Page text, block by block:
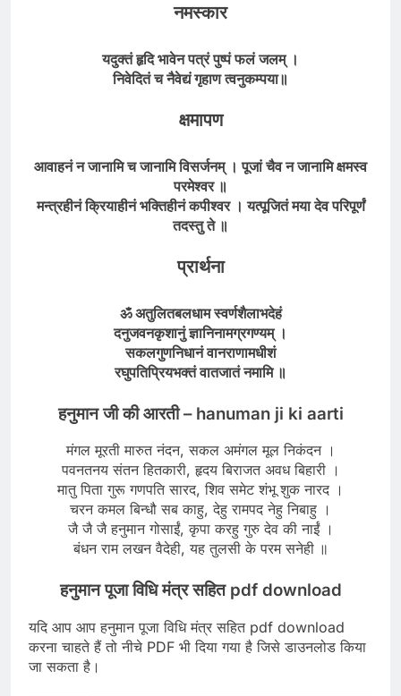
नमस्कार
यदुक्तं हृदि भावेन पत्रं पुष्पं फलं जलम् ।
निवेदितं च नैवेद्यं गृहाण त्वनुकम्पया॥
क्षमापण
आवाहनं न जानामि च जानामि विसर्जनम् । पूजां चैव न जानामि क्षमस्व
परमेश्वर ॥
मन्त्रहीनं क्रियाहीनं भक्तिहीनं कपीश्वर । यत्पूजितं मया देव परिपूर्णं
तदस्तु ते ॥
प्रार्थना
ॐ अतुलितबलधाम स्वर्णशैलाभदेहं
दनुजवनकृशानुं ज्ञानिनामग्रगण्यम् ।
सकलगुणनिधानं वानराणामधीशं
रघुपतिप्रियभक्तं वातजातं नमामि ॥
हनुमान जी की आरती – hanuman ji ki aarti
मंगल मूरती मारुत नंदन, सकल अमंगल मूल निकंदन ।
पवनतनय संतन हितकारी, हृदय बिराजत अवध बिहारी ।
मातु पिता गुरू गणपति सारद, शिव समेट शंभू शुक नारद ।
चरन कमल बिन्धौ सब काहु, देहु रामपद नेहु निबाहु ।
जै जै जै हनुमान गोसाईं, कृपा करहु गुरु देव की नाईं ।
बंधन राम लखन वैदेही, यह तुलसी के परम सनेही ॥
हनुमान पूजा विधि मंत्र सहित pdf download
यदि आप आप हनुमान पूजा विधि मंत्र सहित pdf download
करना चाहते हैं तो नीचे PDF भी दिया गया है जिसे डाउनलोड किया
जा सकता है।